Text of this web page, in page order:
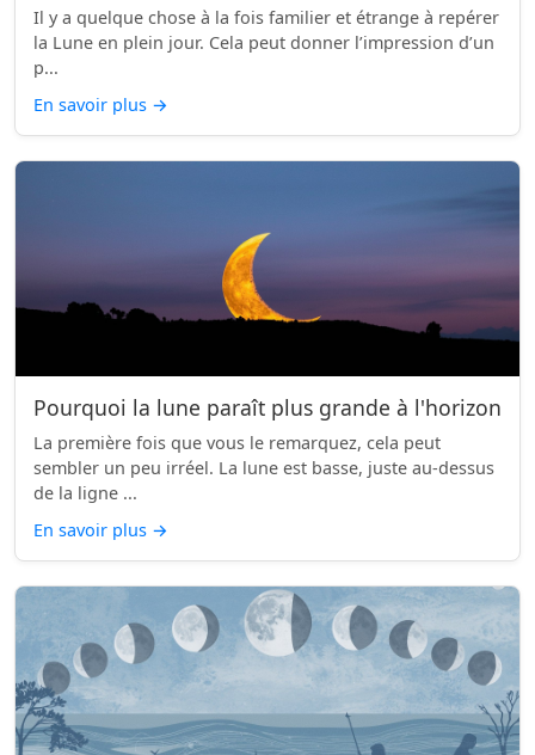
Il y a quelque chose à la fois familier et étrange à repérer
la Lune en plein jour. Cela peut donner l’impression d’un
p...
En savoir plus →
Pourquoi la lune paraît plus grande à l'horizon
La première fois que vous le remarquez, cela peut
sembler un peu irréel. La lune est basse, juste au-dessus
de la ligne ...
En savoir plus →